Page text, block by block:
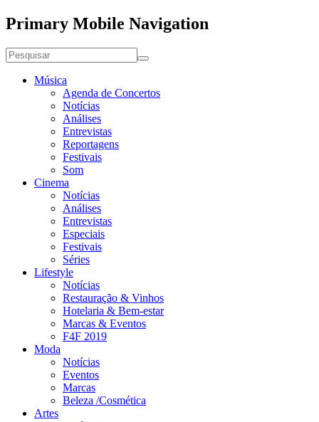
Primary Mobile Navigation
Música
Agenda de Concertos
Notícias
Análises
Entrevistas
Reportagens
Festivais
Som
Cinema
Notícias
Análises
Entrevistas
Especiais
Festivais
Séries
Lifestyle
Notícias
Restauração & Vinhos
Hotelaria & Bem-estar
Marcas & Eventos
F4F 2019
Moda
Notícias
Eventos
Marcas
Beleza /Cosmética
Artes